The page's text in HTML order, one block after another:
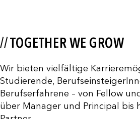
// TOGETHER WE GROW
Wir bieten vielfältige
Studierende,
Berufserfahrene – von Fellow
über Manager und Principal bis